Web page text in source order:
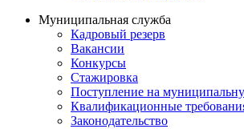
Муниципальная служба
Кадровый резерв
Вакансии
Конкурсы
Стажировка
Поступление на
Квалификационные
Законодательство